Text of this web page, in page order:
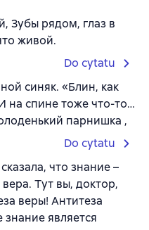
Зубы рядом, глаз в
живой.
Do cytatu
синяк. «Блин, как
на спине тоже что-то…
парнишка ,
Do cytatu
что знание –
Тут вы, доктор,
веры! Антитеза
является